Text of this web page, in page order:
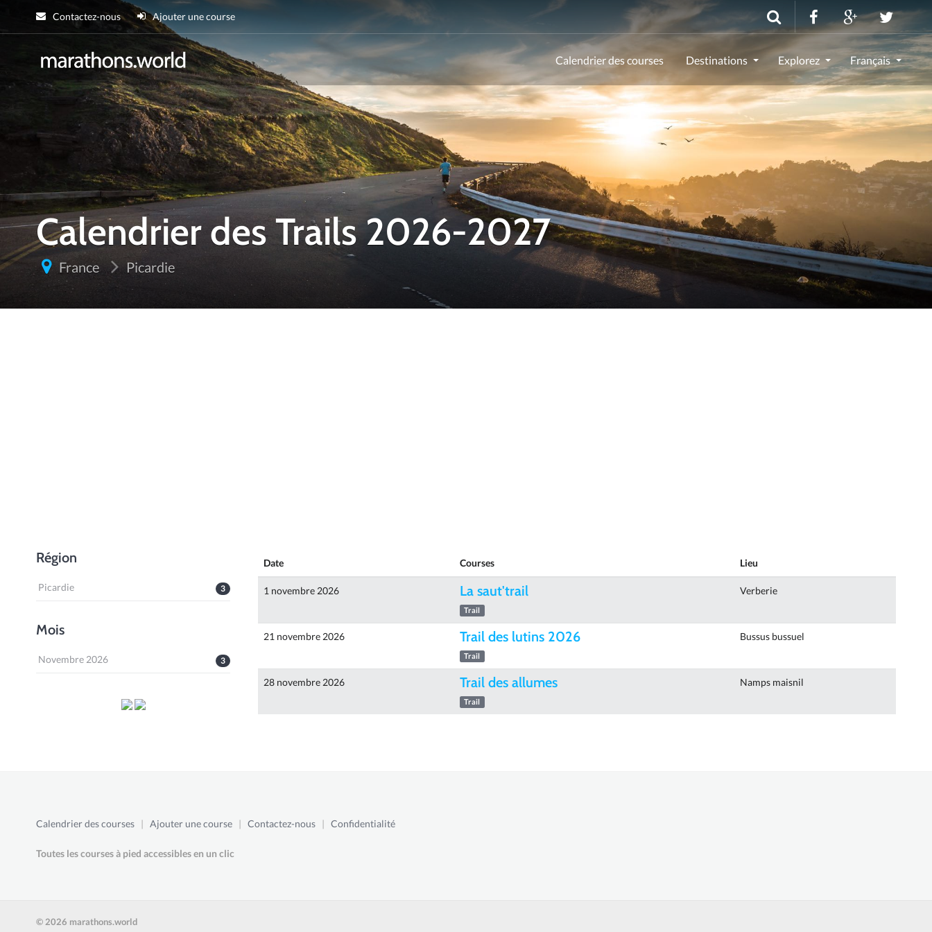
Contactez-nous Ajouter une course
marathons.world
Calendrier des courses Destinations Explorez Français
Calendrier des Trails 2026-2027
France Picardie
Région
3
Picardie
Mois
3
Novembre 2026
Date Courses Lieu
1 novembre 2026 La saut'trail
Trail
Verberie
21 novembre 2026 Trail des lutins 2026
Trail
Bussus bussuel
28 novembre 2026 Trail des allumes
Trail
Namps maisnil
Calendrier des courses | Ajouter une course | Contactez-nous | Confidentialité
Toutes les courses à pied accessibles en un clic
© 2026 marathons.world